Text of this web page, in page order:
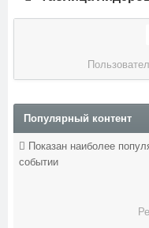
Популярный контент
Показан наиболее
событии